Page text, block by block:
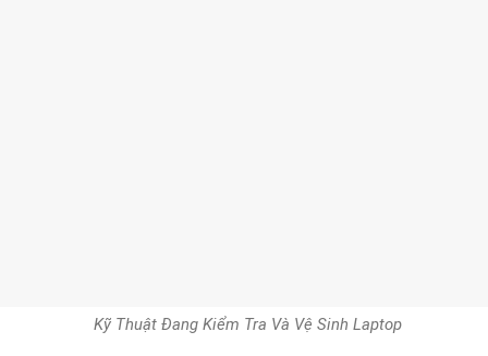
Kỹ Thuật Đang Kiểm Tra Và Vệ Sinh Laptop